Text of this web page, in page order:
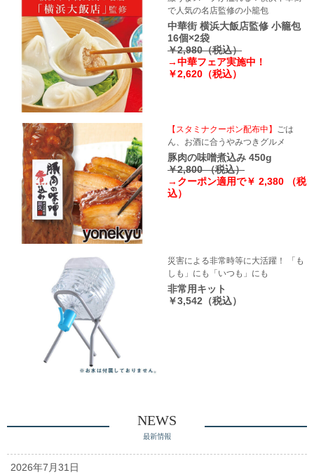
で人気の名店監修の小籠包
中華街 横浜大飯店監修 小籠包
16個×2袋
￥2,980（税込）
→中華フェア実施中！
￥2,620（税込）
【スタミナクーポン配布中】
ごは
ん、お酒に合うやみつきグルメ
豚肉の味噌煮込み 450g
￥2,800 （税込）
→クーポン適用で￥ 2,380 （税
込）
災害による非常時等に大活躍！ 「も
しも」にも「いつも」にも
非常用キット
￥3,542（税込）
NEWS
最新情報
2026年7月31日